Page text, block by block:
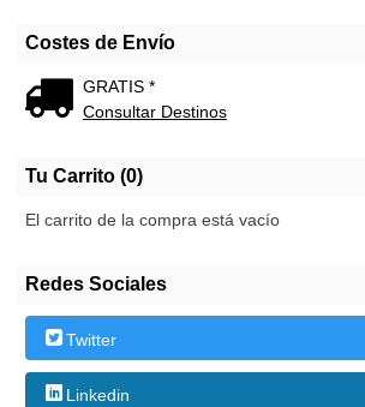
Costes de Envío
GRATIS *
Consultar Destinos
Tu Carrito (0)
El carrito de la compra está vacío
Redes Sociales
Twitter
Linkedin